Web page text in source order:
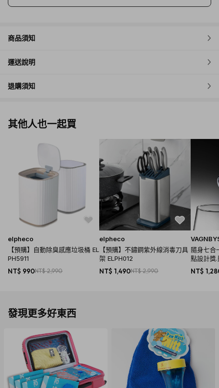
商品須知
運送說明
退購須知
其他人也一起買
elpheco
【預購】自動除臭感應垃圾桶 EL
PH5911
NT$ 990NT$ 2,990
elpheco
【預購】不鏽鋼紫外線消毒刀具
架 ELPH012
NT$ 1,490NT$ 2,990
隨身七合
點設計獎
NT$
發現更多好東西